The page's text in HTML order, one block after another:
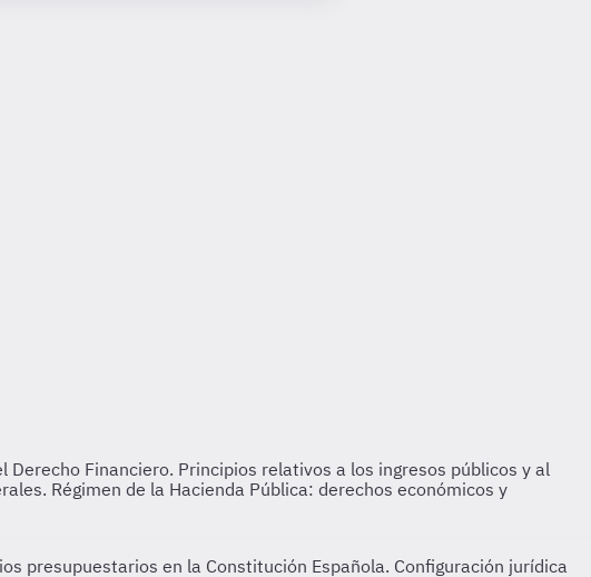
Financiero. Principios relativos a los ingresos públicos y al
Régimen de la Hacienda Pública: derechos económicos y
presupuestarios en la Constitución Española. Configuración jurídica